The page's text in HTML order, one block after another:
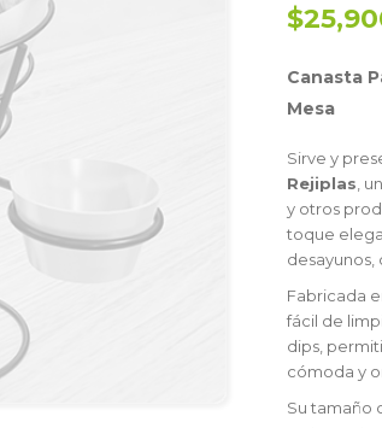
Canasta
Mesa
Sirve y
Rejiplas ,
y otros
toque
desayunos,
Fabricada
fácil de
dips,
cómoda y
Su tamaño